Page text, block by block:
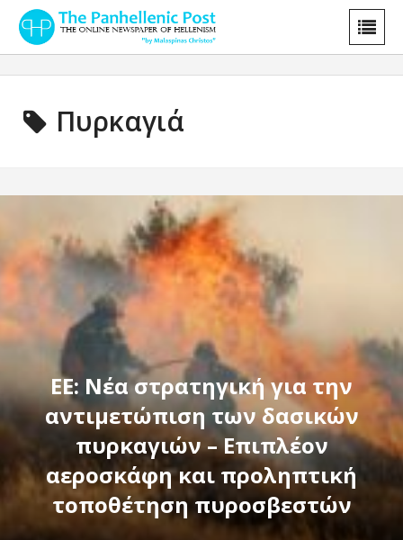
Πυρκαγιά
ΕΕ: Νέα στρατηγική για την
αντιμετώπιση των δασικών
πυρκαγιών – Επιπλέον
αεροσκάφη και προληπτική
τοποθέτηση πυροσβεστών